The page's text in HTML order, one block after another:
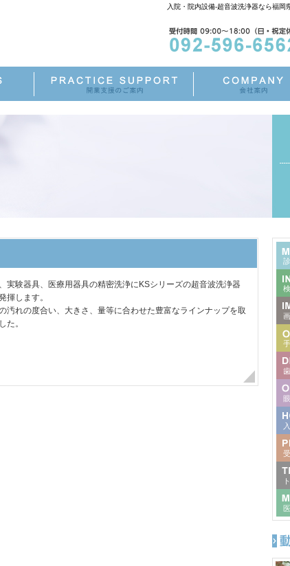
入院・院内設備-超音波洗浄器なら福
実験器具、医療用器具の精密洗浄にKSシリーズの超音波洗浄器
揮します。
汚れの度合い、大きさ、量等に合わせた豊富なラインナップを取
た。